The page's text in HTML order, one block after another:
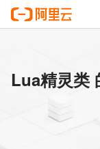
Lua精灵类